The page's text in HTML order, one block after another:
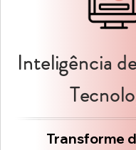
Inteligência
Transforme